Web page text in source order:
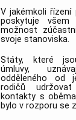
V jakémkoli
poskytuje všem
možnost
svoje stanoviska.
Státy, které
úmluvy,
odděleného od
rodičů
kontakty s
bylo v rozporu se